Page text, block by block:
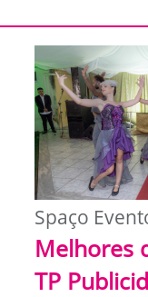
Spaço
Melhores
TP